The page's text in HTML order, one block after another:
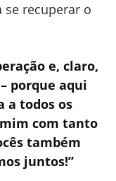
recuperar o
e, claro,
porque aqui
a todos os
com tanto
também
juntos!”